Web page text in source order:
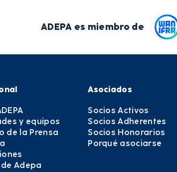
ADEPA es miembro de
y equipos
de la Prensa
Adepa
Asociados
Socios Activos
Socios Adherentes
Socios Honorarios
Porqué asociarse